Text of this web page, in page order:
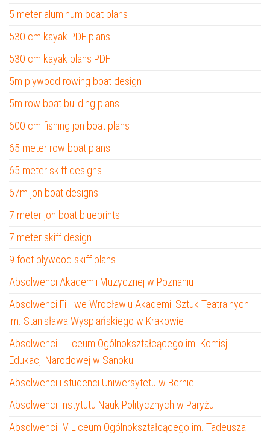
5 meter aluminum boat plans
530 cm kayak PDF plans
530 cm kayak plans PDF
5m plywood rowing boat design
5m row boat building plans
600 cm fishing jon boat plans
65 meter row boat plans
65 meter skiff designs
67m jon boat designs
7 meter jon boat blueprints
7 meter skiff design
9 foot plywood skiff plans
Absolwenci Akademii Muzycznej w Poznaniu
Absolwenci Filii we Wrocławiu Akademii Sztuk Teatralnych
im. Stanisława Wyspiańskiego w Krakowie
Absolwenci I Liceum Ogólnokształcącego im. Komisji
Edukacji Narodowej w Sanoku
Absolwenci i studenci Uniwersytetu w Bernie
Absolwenci Instytutu Nauk Politycznych w Paryżu
Absolwenci IV Liceum Ogólnokształcącego im. Tadeusza